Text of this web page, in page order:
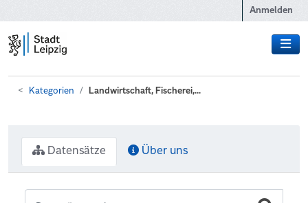
Anmelden
Kategorien Landwirtschaft, Fischerei,...
Datensätze Über uns